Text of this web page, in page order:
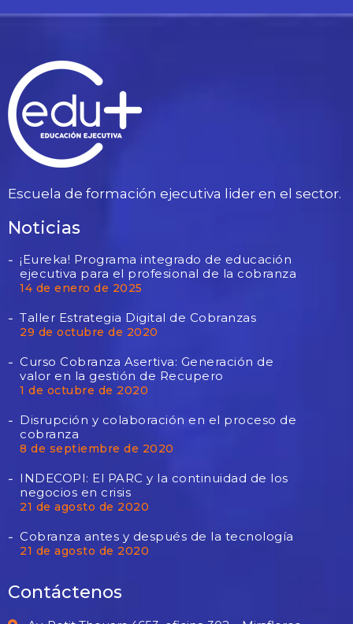
Escuela de formación ejecutiva lider en el sector.
Noticias
¡Eureka! Programa integrado de educación
ejecutiva para el profesional de la cobranza
14 de enero de 2025
Taller Estrategia Digital de Cobranzas
29 de octubre de 2020
Curso Cobranza Asertiva: Generación de
valor en la gestión de Recupero
1 de octubre de 2020
Disrupción y colaboración en el proceso de
cobranza
8 de septiembre de 2020
INDECOPI: El PARC y la continuidad de los
negocios en crisis
21 de agosto de 2020
Cobranza antes y después de la tecnología
21 de agosto de 2020
Contáctenos